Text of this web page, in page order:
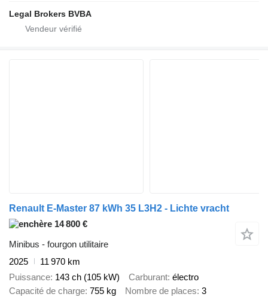
Legal Brokers BVBA
Renault E-Master 87 kWh 35 L3H2 - Lichte vracht
14 800 €
Minibus - fourgon utilitaire
2025
11 970 km
Puissance 143 ch (105 kW) Carburant électro
Capacité de charge 755 kg Nombre de places 3